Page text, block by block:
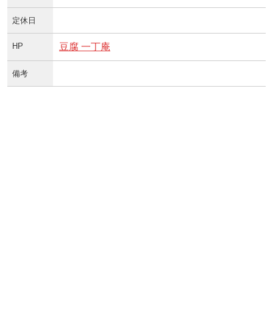
定休日
HP 豆腐 一丁庵
備考